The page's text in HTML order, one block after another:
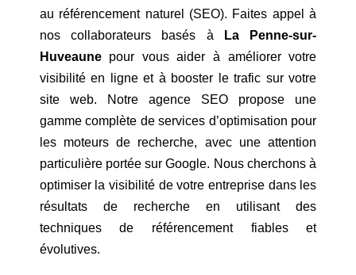
au référencement naturel (SEO). Faites appel à
nos collaborateurs basés à
La Penne-sur-
Huveaunepour vous aider à améliorer votre
visibilité en ligne et à booster le trafic sur votre
site web. Notre agence SEO propose une
gamme complète de services d’optimisation pour
les moteurs de recherche, avec une attention
particulière portée sur Google. Nous cherchons à
optimiser la visibilité de votre entreprise dans les
résultats de recherche en utilisant des
techniques de référencement fiables et
évolutives.